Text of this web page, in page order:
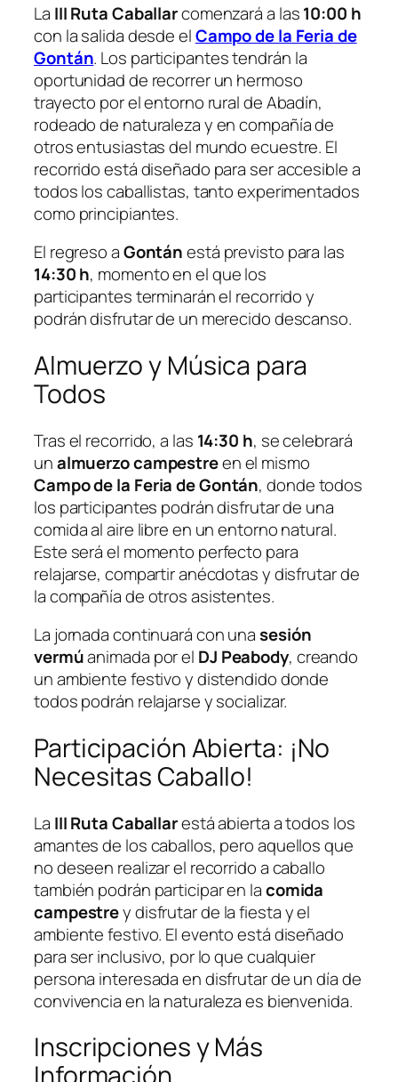
La III Ruta Caballarcomenzará a las10:00 h
con la salida desde elCampo de la Feria de
Gontán. Los participantes tendrán la
oportunidad de recorrer un hermoso
trayecto por el entorno rural de Abadín,
rodeado de naturaleza y en compañía de
otros entusiastas del mundo ecuestre. El
recorrido está diseñado para ser accesible a
todos los caballistas, tanto experimentados
como principiantes.
El regreso aGontánestá previsto para las
14:30 h, momento en el que los
participantes terminarán el recorrido y
podrán disfrutar de un merecido descanso.
Almuerzo y Música para
Todos
Tras el recorrido, a las 14:30 h, se celebrará
unalmuerzo campestreen el mismo
Campo de la Feria de Gontán, donde todos
los participantes podrán disfrutar de una
comida al aire libre en un entorno natural.
Este será el momento perfecto para
relajarse, compartir anécdotas y disfrutar de
la compañía de otros asistentes.
La jornada continuará con unasesión
vermúanimada por el DJ Peabody, creando
un ambiente festivo y distendido donde
todos podrán relajarse y socializar.
Participación Abierta: ¡No
Necesitas Caballo!
La III Ruta Caballarestá abierta a todos los
amantes de los caballos, pero aquellos que
no deseen realizar el recorrido a caballo
también podrán participar en lacomida
campestrey disfrutar de la fiesta y el
ambiente festivo. El evento está diseñado
para ser inclusivo, por lo que cualquier
persona interesada en disfrutar de un día de
convivencia en la naturaleza es bienvenida.
Inscripciones y Más